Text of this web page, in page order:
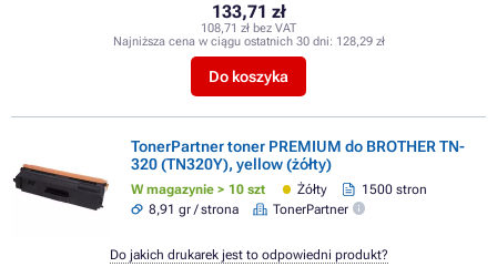
133,71 zł
108,71 zł bez VAT
Najniższa cena w ciągu ostatnich 30 dni: 128,29 zł
Do koszyka
TonerPartner toner PREMIUM do BROTHER TN-
320 (TN320Y), yellow (żółty)
W magazynie > 10 szt Żółty
1500 stron
8,91 gr / strona
TonerPartner
Do jakich drukarek jest to odpowiedni produkt?